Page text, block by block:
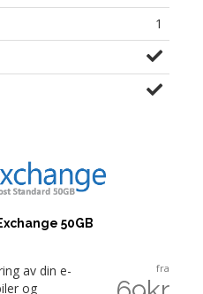
1
50GB
av din e-
og
fra